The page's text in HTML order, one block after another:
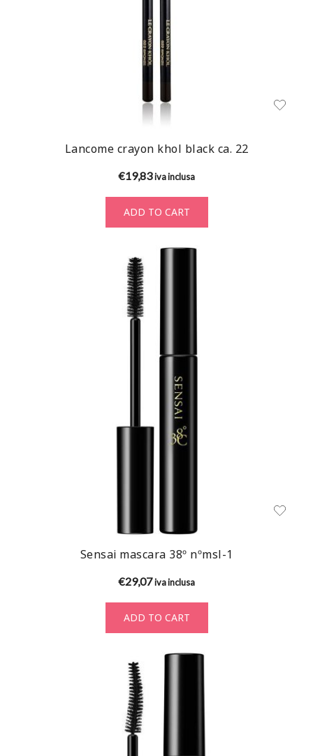
Lancome crayon khol black ca. 22
€19,83iva inclusa
ADD TO CART
Sensai mascara 38º nºmsl-1
€29,07iva inclusa
ADD TO CART